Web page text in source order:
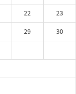
22
23
29
30